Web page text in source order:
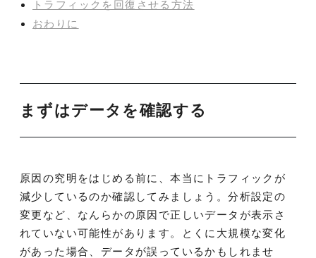
トラフィックを回復させる方法
おわりに
まずはデータを確認する
原因の究明をはじめる前に、本当にトラフィックが
減少しているのか確認してみましょう。分析設定の
変更など、なんらかの原因で正しいデータが表示さ
れていない可能性があります。とくに大規模な変化
があった場合、データが誤っているかもしれませ